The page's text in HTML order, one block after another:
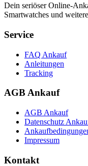
Dein seriöser Online-
Smartwatches und
Service
FAQ Ankauf
Anleitungen
Tracking
AGB Ankauf
AGB Ankauf
Datenschutz
Impressum
Kontakt